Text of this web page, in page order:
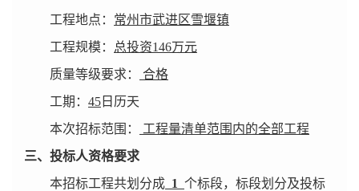
工程地点： 常州市武进区雪堰镇
工程规模： 总投资146万元
质量等级要求：
合格
工期： 45 日历天
本次招标范围：
工程量清单范围内的全部工程
三、投标人资格要求
本招标工程共划分成 1 个标段，标段划分及投标